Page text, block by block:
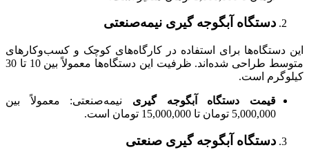
دستگاه آبگوجه گیری نیمه‌صنعتی
این دستگاه‌ها برای استفاده در کارگاه‌های کوچک و کسب‌وکارهای
متوسط طراحی شده‌اند. ظرفیت این دستگاه‌ها معمولاً بین 10 تا 30
کیلوگرم است.
قیمت دستگاه آبگوجه گیری نیمه‌صنعتی: معمولاً بین
5,000,000 تومان تا 15,000,000 تومان است.
دستگاه آبگوجه گیری صنعتی